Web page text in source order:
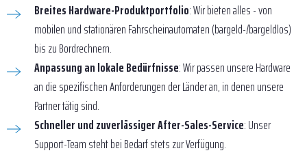
Breites Hardware-Produktportfolio: Wir bieten alles - von
mobilen und stationären Fahrscheinautomaten (bargeld-/bargeldlos)
bis zu Bordrechnern.
Anpassung an lokale Bedürfnisse: Wir passen unsere Hardware
an die spezifischen Anforderungen der Länder an, in denen unsere
Partner tätig sind.
Schneller und zuverlässiger After-Sales-Service: Unser
Support-Team steht bei Bedarf stets zur Verfügung.